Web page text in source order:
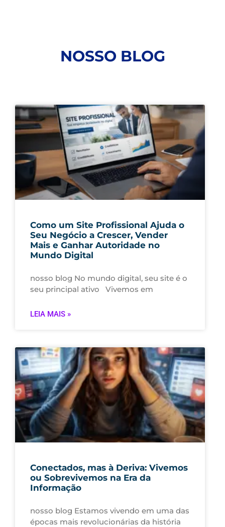
NOSSO BLOG
Como um Site Profissional Ajuda o
Seu Negócio a Crescer, Vender
Mais e Ganhar Autoridade no
Mundo Digital
nosso blog No mundo digital, seu site é o
seu principal ativo Vivemos em
LEIA MAIS »
Conectados, mas à Deriva: Vivemos
ou Sobrevivemos na Era da
Informação
nosso blog Estamos vivendo em uma das
épocas mais revolucionárias da história